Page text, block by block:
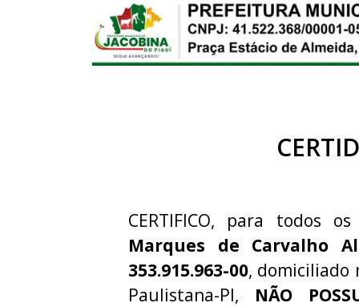
CERTIFICO, para todos
Marques de Carvalho
353.915.963-00, domiciliado
Paulistana-PI, NÃO